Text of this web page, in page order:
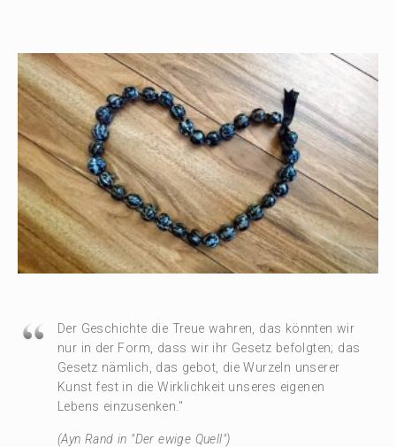
Der Geschichte die Treue wahren, das könnten wir
nur in der Form, dass wir ihr Gesetz befolgten; das
Gesetz nämlich, das gebot, die Wurzeln unserer
Kunst fest in die Wirklichkeit unseres eigenen
Lebens einzusenken."
(Ayn Rand in "Der ewige Quell")